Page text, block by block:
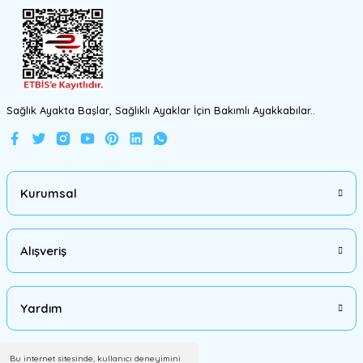
Bu internet sitesinde, kullanıcı deneyimini
Sağlık Ayakta Başlar, Sağlıklı Ayaklar İçin Bakımlı Ayakkabılar..
Kurumsal
Alışveriş
Yardım